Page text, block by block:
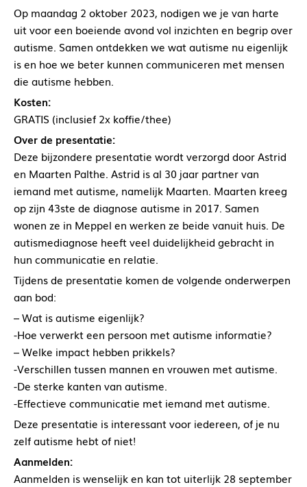
Op maandag 2 oktober 2023, nodigen we je van harte
uit voor een boeiende avond vol inzichten en begrip over
autisme. Samen ontdekken we wat autisme nu eigenlijk
is en hoe we beter kunnen communiceren met mensen
die autisme hebben.
Kosten:
GRATIS (inclusief 2x koffie/thee)
Over de presentatie:
Deze bijzondere presentatie wordt verzorgd door Astrid
en Maarten Palthe. Astrid is al 30 jaar partner van
iemand met autisme, namelijk Maarten. Maarten kreeg
op zijn 43ste de diagnose autisme in 2017. Samen
wonen ze in Meppel en werken ze beide vanuit huis. De
autismediagnose heeft veel duidelijkheid gebracht in
hun communicatie en relatie.
Tijdens de presentatie komen de volgende onderwerpen
aan bod:
– Wat is autisme eigenlijk?
-Hoe verwerkt een persoon met autisme informatie?
– Welke impact hebben prikkels?
-Verschillen tussen mannen en vrouwen met autisme.
-De sterke kanten van autisme.
-Effectieve communicatie met iemand met autisme.
Deze presentatie is interessant voor iedereen, of je nu
zelf autisme hebt of niet!
Aanmelden:
Aanmelden is wenselijk en kan tot uiterlijk 28 september